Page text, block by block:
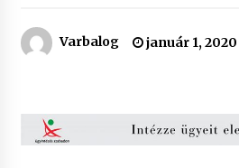
Varbalog január 1, 2020